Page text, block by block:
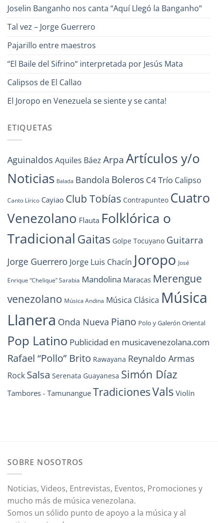
Joselin Banganho nos canta “Aquí Llegó la Banganho“
Tal vez – Jorge Guerrero
Pajarillo entre maestros
“El Baile del Sifrino“ interpretada por Jesús Mata
Calipsos de El Callao
El Joropo en Venezuela se siente y se canta!
ETIQUETAS
Aguinaldos Aquiles Báez Arpa Artículos y/o
Noticias Balada Bandola Boleros C4 Trío Calipso
Canto Lírico Cayiao Club Tobías Contrapunteo Cuatro
Venezolano Flauta Folklórica o
Tradicional Gaitas Golpe Tocuyano Guitarra
Jorge Guerrero Jorge Luis Chacín Joropo José
Enrique “Chelique” Sarabia Mandolina Maracas Merengue
venezolano Música Andina Música Clásica Música
Llanera Onda Nueva Piano Polo y Galerón Oriental
Pop Latino Publicidad en musicavenezolana.com
Rafael “Pollo” Brito Rawayana Reynaldo Armas
Rock Salsa Serenata Guayanesa Simón Díaz
Tambores - Tamunangue TradicionesVals Violín
SOBRE NOSOTROS
Noticias, Videos, Entrevistas, Eventos, Promociones y
mucho más de música venezolana.
Somos un sólido punto de apoyo a la música y al